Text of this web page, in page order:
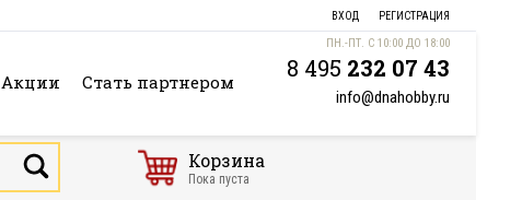
ВХОД РЕГИСТРАЦИЯ
Акции Стать партнером
ПН.-ПТ. С 10:00 ДО 18:00
8 495 232 07 43
info@dnahobby.ru
Корзина
Пока пуста